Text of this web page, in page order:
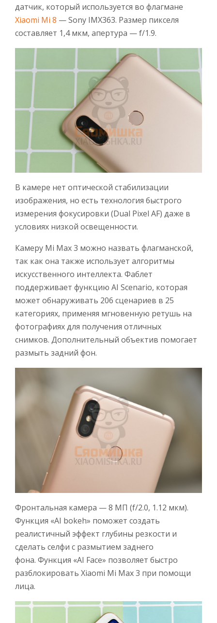
датчик, который используется во флагмане
Xiaomi Mi 8 — Sony IMX363. Размер пикселя
составляет 1,4 мкм, апертура — f/1.9.
В камере нет оптической стабилизации
изображения, но есть технология быстрого
измерения фокусировки (Dual Pixel AF) даже в
условиях низкой освещенности.
Камеру Mi Max 3 можно назвать флагманской,
так как она также использует алгоритмы
искусственного интеллекта. Фаблет
поддерживает функцию AI Scenario, которая
может обнаруживать 206 сценариев в 25
категориях, применяя мгновенную ретушь на
фотографиях для получения отличных
снимков. Дополнительный объектив помогает
размыть задний фон.
Фронтальная камера — 8 МП (f/2.0, 1.12 мкм).
Функция «AI bokeh» поможет создать
реалистичный эффект глубины резкости и
сделать селфи с размытием заднего
фона. Функция «AI Face» позволяет быстро
разблокировать Xiaomi Mi Max 3 при помощи
лица.